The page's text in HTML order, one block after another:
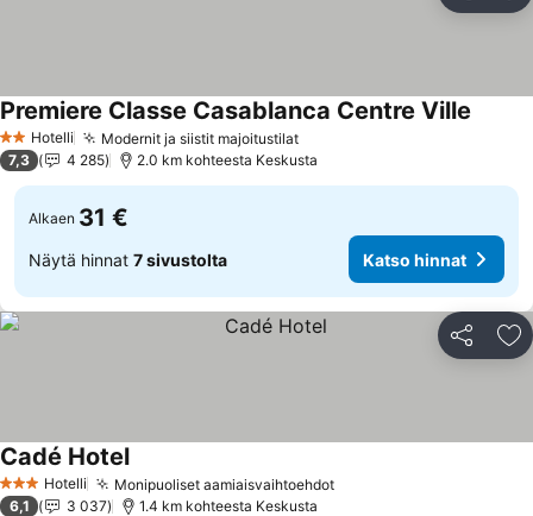
2 Tähtiluokitus
Hotelli Modernit ja siistit majoitustilatKatso hinnat
Premiere Classe Casablanca Centre Ville
7,3 4 285 2.0 km kohteesta Keskusta
Alkaen 31 €
Näytä hinnat 7 sivustolta Katso hinnat
Jaa
3 Tähtiluokitus
Hotelli Monipuoliset aamiaisvaihtoehdotKatso hinnat
Cadé HotelKatso hinnat
6,1 3 037 1.4 km kohteesta Keskusta